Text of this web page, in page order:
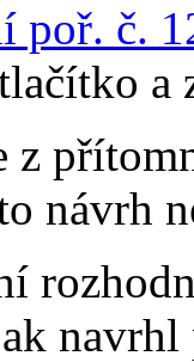
poř. č.
z
návrh
navrhl